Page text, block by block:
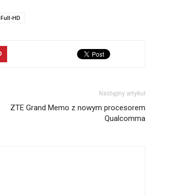
Full-HD
Następny artykuł
ZTE Grand Memo z nowym procesorem
Qualcomma